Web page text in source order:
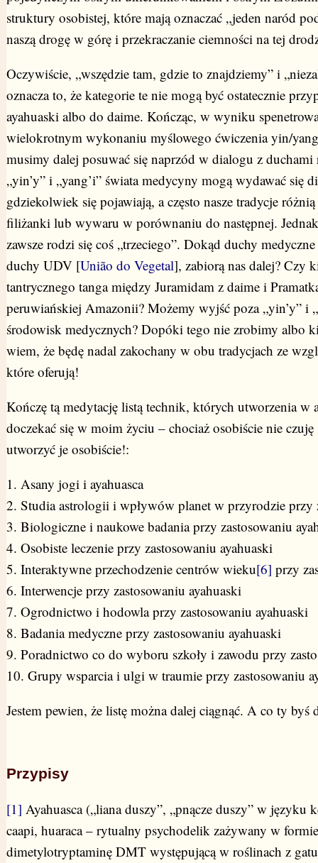
struktury osobistej, które mają oznaczać „jeden naród
naszą drogę w górę i przekraczanie ciemności na tej
Oczywiście, „wszędzie tam, gdzie to znajdziemy” i
oznacza to, że kategorie te nie mogą być ostatecznie
ayahuaski albo do daime. Kończąc, w wyniku
wielokrotnym wykonaniu myślowego ćwiczenia yin/
musimy dalej posuwać się naprzód w dialogu z duchami
„yin’y” i „yang’i” świata medycyny mogą wydawać się
gdziekolwiek się pojawiają, a często nasze tradycje
filiżanki lub wywaru w porównaniu do następnej.
zawsze rodzi się coś „trzeciego”. Dokąd duchy
duchy UDV [União do Vegetal], zabiorą nas dalej? Czy
tantrycznego tanga między Juramidam z daime i
peruwiańskiej Amazonii? Możemy wyjść poza „yin’y” i
środowisk medycznych? Dopóki tego nie zrobimy albo
wiem, że będę nadal zakochany w obu tradycjach ze
które oferują!
Kończę tą medytację listą technik, których utworzenia w
doczekać się w moim życiu – chociaż osobiście nie czuję
utworzyć je osobiście!:
1. Asany jogi i ayahuasca
2. Studia astrologii i wpływów planet w przyrodzie przy
3. Biologiczne i naukowe badania przy zastosowaniu
4. Osobiste leczenie przy zastosowaniu ayahuaski
5. Interaktywne przechodzenie centrów wieku[6] przy
6. Interwencje przy zastosowaniu ayahuaski
7. Ogrodnictwo i hodowla przy zastosowaniu ayahuaski
8. Badania medyczne przy zastosowaniu ayahuaski
9. Poradnictwo co do wyboru szkoły i zawodu przy
10. Grupy wsparcia i ulgi w traumie przy zastosowaniu
Jestem pewien, że listę można dalej ciągnąć. A co ty byś
Przypisy
[1] Ayahuasca („liana duszy”, „pnącze duszy” w języku
caapi, huaraca – rytualny psychodelik zażywany w
dimetylotryptaminę DMT występującą w roślinach z